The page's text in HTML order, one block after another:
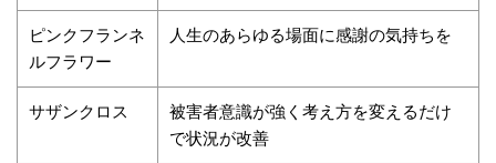
ピンクフランネ
ルフラワー
人生のあらゆる場面に感謝の気持ちを
サザンクロス
被害者意識が強く考え方を変えるだけ
で状況が改善